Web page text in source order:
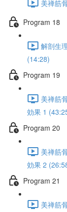
美禅筋
Program 18
解剖生
(14:28)
Program 19
美禅筋
効果 1
Program 20
美禅筋
効果 2
Program 21
美禅筋